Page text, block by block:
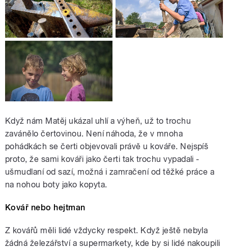
Když nám Matěj ukázal uhlí a výheň, už to trochu
zavánělo čertovinou. Není náhoda, že v mnoha
pohádkách se čerti objevovali právě u kováře. Nejspíš
proto, že sami kováři jako čerti tak trochu vypadali -
ušmudlaní od sazí, možná i zamračení od těžké práce a
na nohou boty jako kopyta.
Kovář nebo hejtman
Z kovářů měli lidé vždycky respekt. Když ještě nebyla
žádná železářství a supermarkety, kde by si lidé nakoupili